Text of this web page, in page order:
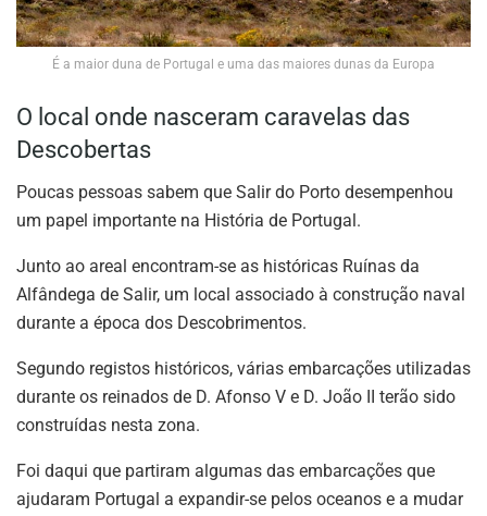
É a maior duna de Portugal e uma das maiores dunas da Europa
O local onde nasceram caravelas das
Descobertas
Poucas pessoas sabem que Salir do Porto desempenhou
um papel importante na História de Portugal.
Junto ao areal encontram-se as históricas Ruínas da
Alfândega de Salir, um local associado à construção naval
durante a época dos Descobrimentos.
Segundo registos históricos, várias embarcações utilizadas
durante os reinados de D. Afonso V e D. João II terão sido
construídas nesta zona.
Foi daqui que partiram algumas das embarcações que
ajudaram Portugal a expandir-se pelos oceanos e a mudar